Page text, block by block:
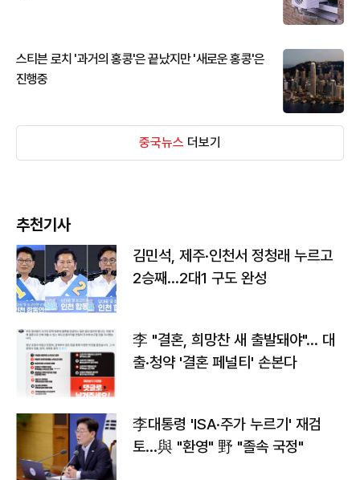
스티븐 로치 '과거의 홍콩'은 끝났지만 '새로운 홍콩'은
진행중
중국뉴스 더보기
추천기사
김민석, 제주·인천서 정청래 누르고
2승째…2대1 구도 완성
李 "결혼, 희망찬 새 출발돼야"… 대
출·청약 '결혼 페널티' 손본다
李대통령 'ISA·주가 누르기' 재검
토…與 "환영" 野 "졸속 국정"